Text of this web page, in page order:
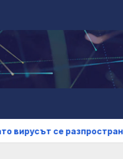
от ДРК